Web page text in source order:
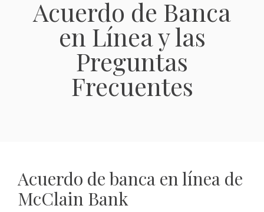
Acuerdo de Banca
en Línea y las
Preguntas
Frecuentes
Acuerdo de banca en línea de
McClain Bank